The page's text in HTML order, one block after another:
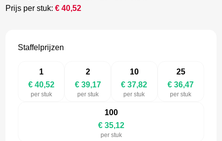
Prijs per stuk:€40,52
Staffelprijzen
1
€ 40,52
per stuk
2
€ 39,17
per stuk
10
€ 37,82
per stuk
25
€ 36,47
per stuk
100
€ 35,12
per stuk